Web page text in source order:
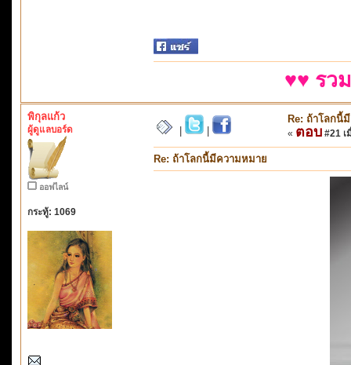
♥♥ รว
พิกุลแก้ว
ผู้ดูแลบอร์ด
ออฟไลน์
กระทู้: 1069
Re: ถ้าโลกนี้
« ตอบ #21 เ
Re: ถ้าโลกนี้มีความหมาย